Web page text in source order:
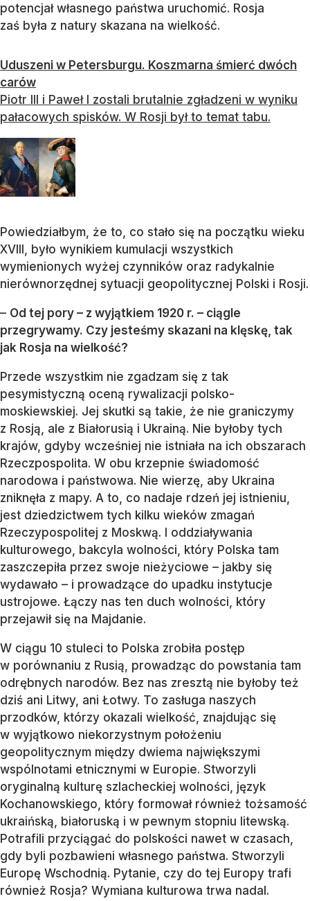
potencjał własnego państwa uruchomić. Rosja
zaś była z natury skazana na wielkość.
Uduszeni w Petersburgu. Koszmarna śmierć dwóch
carów
Piotr III i Paweł I zostali brutalnie zgładzeni w wyniku
pałacowych spisków. W Rosji był to temat tabu.
Powiedziałbym, że to, co stało się na początku wieku
XVIII, było wynikiem kumulacji wszystkich
wymienionych wyżej czynników oraz radykalnie
nierównorzędnej sytuacji geopolitycznej Polski i Rosji.
– Od tej pory – z wyjątkiem 1920 r. – ciągle
przegrywamy. Czy jesteśmy skazani na klęskę, tak
jak Rosja na wielkość?
Przede wszystkim nie zgadzam się z tak
pesymistyczną oceną rywalizacji polsko-
moskiewskiej. Jej skutki są takie, że nie graniczymy
z Rosją, ale z Białorusią i Ukrainą. Nie byłoby tych
krajów, gdyby wcześniej nie istniała na ich obszarach
Rzeczpospolita. W obu krzepnie świadomość
narodowa i państwowa. Nie wierzę, aby Ukraina
zniknęła z mapy. A to, co nadaje rdzeń jej istnieniu,
jest dziedzictwem tych kilku wieków zmagań
Rzeczypospolitej z Moskwą. I oddziaływania
kulturowego, bakcyla wolności, który Polska tam
zaszczepiła przez swoje nieżyciowe – jakby się
wydawało – i prowadzące do upadku instytucje
ustrojowe. Łączy nas ten duch wolności, który
przejawił się na Majdanie.
W ciągu 10 stuleci to Polska zrobiła postęp
w porównaniu z Rusią, prowadząc do powstania tam
odrębnych narodów. Bez nas zresztą nie byłoby też
dziś ani Litwy, ani Łotwy. To zasługa naszych
przodków, którzy okazali wielkość, znajdując się
w wyjątkowo niekorzystnym położeniu
geopolitycznym między dwiema największymi
wspólnotami etnicznymi w Europie. Stworzyli
oryginalną kulturę szlacheckiej wolności, język
Kochanowskiego, który formował również tożsamość
ukraińską, białoruską i w pewnym stopniu litewską.
Potrafili przyciągać do polskości nawet w czasach,
gdy byli pozbawieni własnego państwa. Stworzyli
Europę Wschodnią. Pytanie, czy do tej Europy trafi
również Rosja? Wymiana kulturowa trwa nadal.